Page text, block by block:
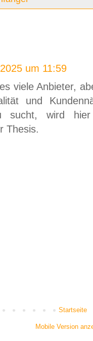
um 11:59
viele Anbieter,
und
sucht, wird
Thesis.
Startseite
Mobile Version